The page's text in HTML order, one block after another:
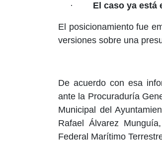
· El caso ya está
El posicionamiento fue
versiones sobre una
De acuerdo con esa
ante la Procuraduría
Municipal del
Rafael Álvarez
Federal Marítimo